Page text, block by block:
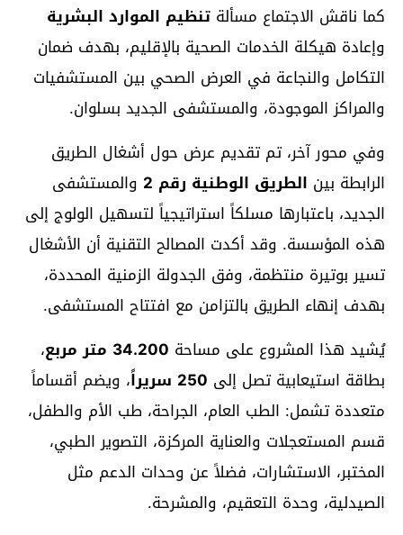
كما ناقش الاجتماع مسألة تنظيم الموارد البشرية
وإعادة هيكلة الخدمات الصحية بالإقليم، بهدف ضمان
التكامل والنجاعة في العرض الصحي بين المستشفيات
والمراكز الموجودة، والمستشفى الجديد بسلوان.
وفي محور آخر، تم تقديم عرض حول أشغال الطريق
الرابطة بين الطريق الوطنية رقم 2
والمستشفى
الجديد، باعتبارها مسلكاً استراتيجياً لتسهيل الولوج إلى
هذه المؤسسة. وقد أكدت المصالح التقنية أن الأشغال
تسير بوتيرة منتظمة، وفق الجدولة الزمنية المحددة،
بهدف إنهاء الطريق بالتزامن مع افتتاح المستشفى.
يُشيد هذا المشروع على مساحة 34.200 متر مربع
،
بطاقة استيعابية تصل إلى 250 سريراً
، ويضم أقساماً
متعددة تشمل: الطب العام، الجراحة، طب الأم والطفل،
قسم المستعجلات والعناية المركزة، التصوير الطبي،
المختبر، الاستشارات، فضلاً عن وحدات الدعم مثل
الصيدلية، وحدة التعقيم، والمشرحة.